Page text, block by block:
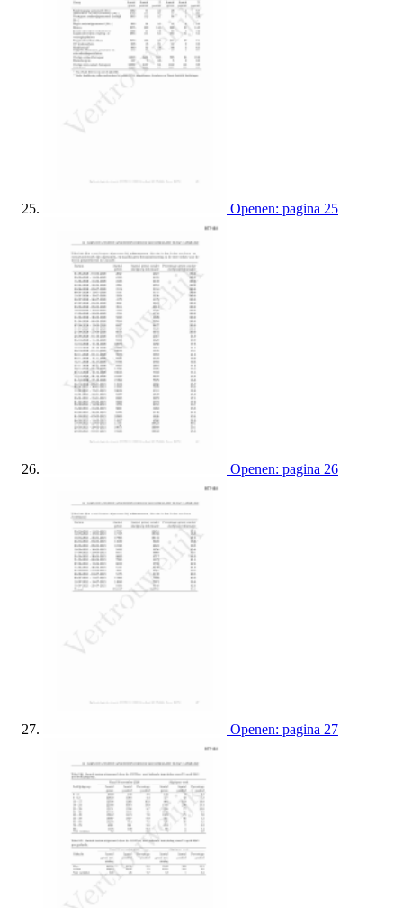
Openen: pagina 25
Openen: pagina 26
Openen: pagina 27